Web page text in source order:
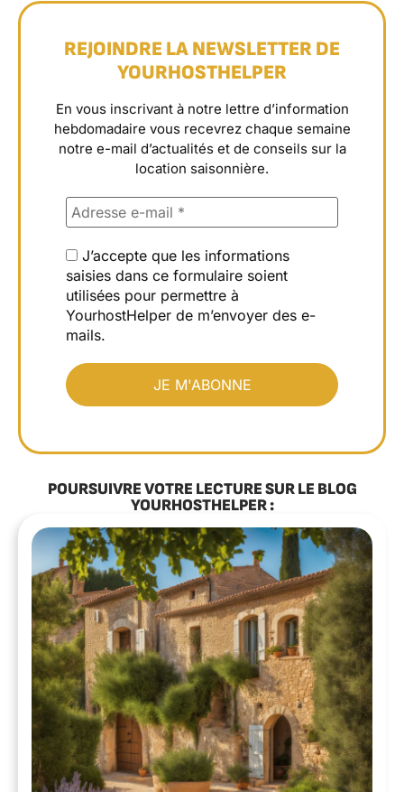
REJOINDRE LA NEWSLETTER DE
YOURHOSTHELPER
En vous inscrivant à notre lettre d’information
hebdomadaire vous recevrez chaque semaine
notre e-mail d’actualités et de conseils sur la
location saisonnière.
J’accepte que les informations
saisies dans ce formulaire soient
utilisées pour permettre à
YourhostHelper de m’envoyer des e-
mails.
POURSUIVRE VOTRE LECTURE SUR LE BLOG
YOURHOSTHELPER :